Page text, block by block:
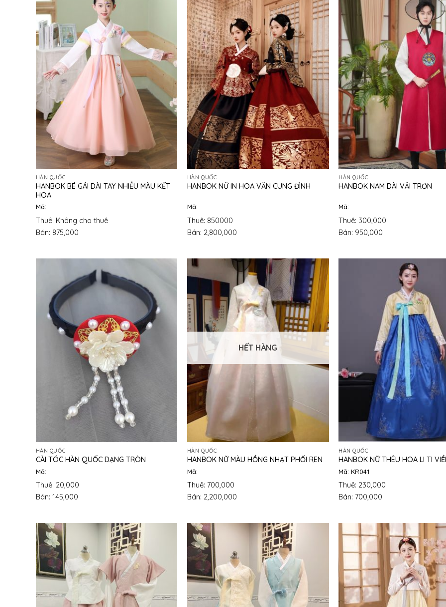
HÀN QUỐC
HANBOK BÉ GÁI DÀI TAY NHIỀU MÀU KẾT
HOA
Mã:
Thuê: Không cho thuê
Bán: 875,000
HÀN QUỐC
HANBOK NỮ IN HOA VĂN CUNG ĐÌNH
Mã:
Thuê: 850000
Bán: 2,800,000
HÀN QUỐC
HANBOK NAM DÀI VẢI TRƠN
Mã:
Thuê: 300,000
Bán: 950,000
HÀN QUỐC
CÀI TÓC HÀN QUỐC DẠNG TRÒN
Mã:
Thuê: 20,000
Bán: 145,000
HẾT HÀNG
HÀN QUỐC
HANBOK NỮ MÀU HỒNG NHẠT PHỐI REN
Mã:
Thuê: 700,000
Bán: 2,200,000
HÀN QUỐC
HANBOK NỮ THÊU HOA LI TI
Mã: KR041
Thuê: 230,000
Bán: 700,000